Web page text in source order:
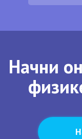
Начни